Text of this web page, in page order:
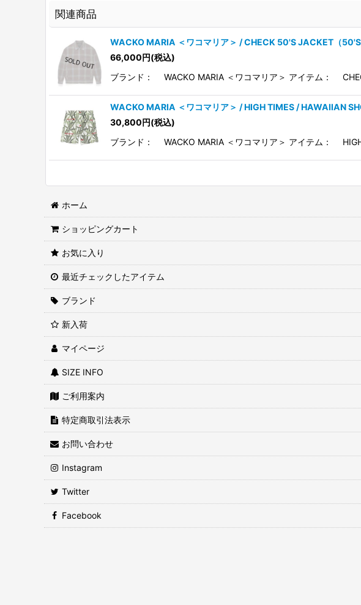
関連商品
WACKO MARIA ＜ワコマリア＞ / CHECK 50'S JACKET（
66,000円(税込)
ブランド： WACKO MARIA ＜ワコマリア＞ アイテム：
WACKO MARIA ＜ワコマリア＞ / HIGH TIMES / HAWAIIAN
30,800円(税込)
ブランド： WACKO MARIA ＜ワコマリア＞ アイテム：
ホーム
ショッピングカート
お気に入り
最近チェックしたアイテム
ブランド
新入荷
マイページ
SIZE INFO
ご利用案内
特定商取引法表示
お問い合わせ
Instagram
Twitter
Facebook